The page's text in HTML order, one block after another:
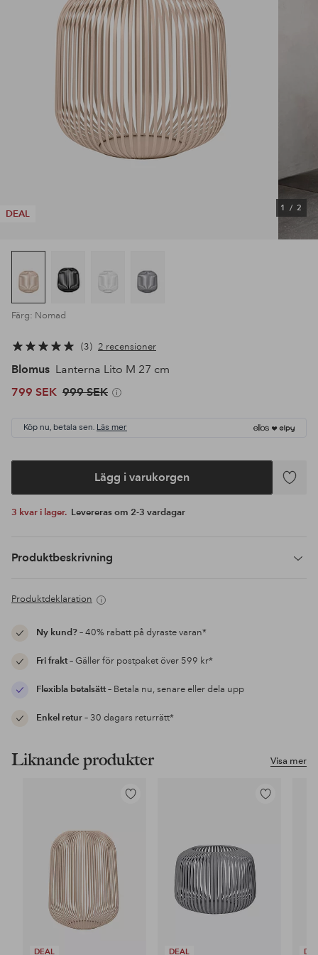
DEAL
1 / 2
Färg: Nomad
3 2 recensioner
Blomus Lanterna Lito M 27 cm
799 SEK 999 SEK
Köp nu, betala sen. Läs mer
Lägg i varukorgen
Lägg
3 kvar i lager. Levereras om 2-3 vardagar
Produktbeskrivning
Produktdeklaration
Ny kund?– 40% rabatt på dyraste varan*
Fri frakt– Gäller för postpaket över 599 kr*
Flexibla betalsätt– Betala nu, senare eller dela upp
Enkel retur– 30 dagars returrätt*
Visa mer
Liknande produkter
DEAL
Lägg
DEAL
Lägg